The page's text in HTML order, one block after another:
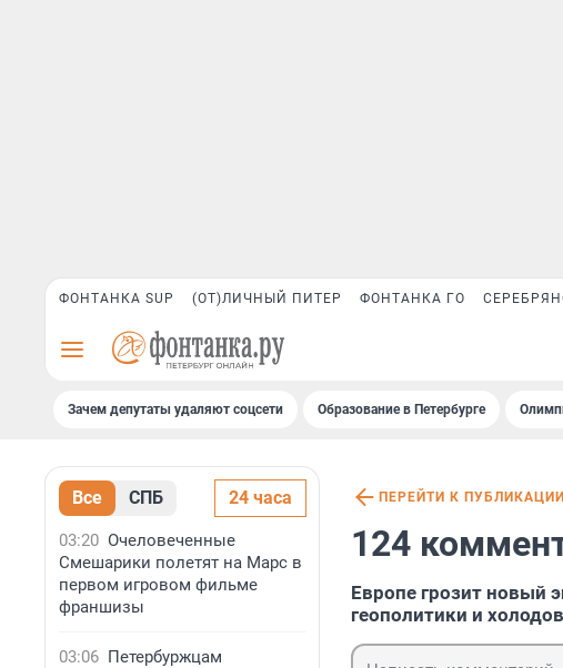
ФОНТАНКА SUP (ОТ)ЛИЧНЫЙ ПИТЕР ФОНТАНКА ГО
Зачем депутаты удаляют соцсети Образование в Петербурге
Все СПБ 24 часа
03:20 Очеловеченные
Смешарики полетят на Марс в
первом игровом фильме
франшизы
03:06 Петербуржцам
ПЕРЕЙТИ К ПУБЛИКАЦИИ
124
Европе грозит новый
геополитики и холодов